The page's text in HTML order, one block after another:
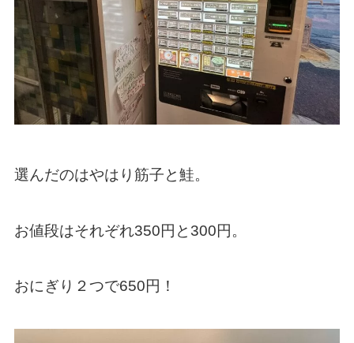
選んだのはやはり筋子と鮭。
お値段はそれぞれ350円と300円。
おにぎり２つで650円！